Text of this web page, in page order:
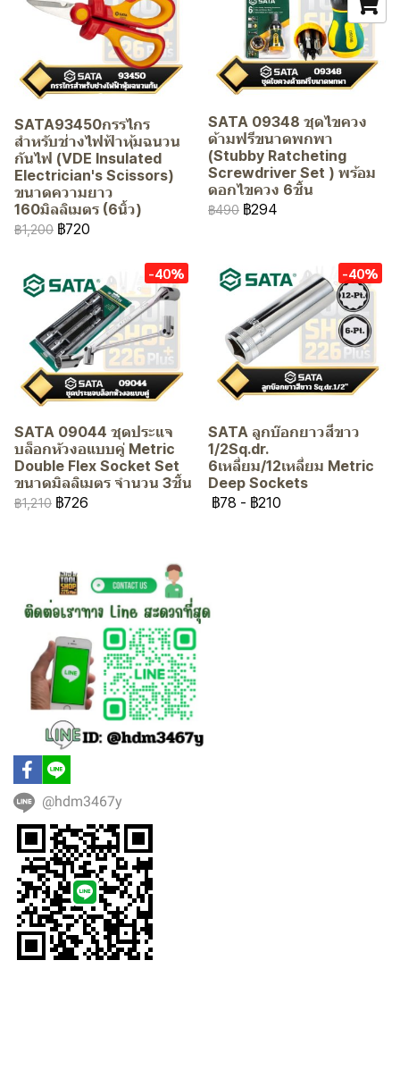
SATA93450กรรไกร
สำหรับช่างไฟฟ้าหุ้มฉนวน
กันไฟ (VDE Insulated
Electrician's Scissors)
ขนาดความยาว
160มิลลิเมตร (6นิ้ว)
฿1,200 ฿720
SATA 09348 ชุดไขควง
ด้ามฟรีขนาดพกพา
(Stubby Ratcheting
Screwdriver Set ) พร้อม
ดอกไขควง 6ชิ้น
฿490 ฿294
-40%
SATA 09044 ชุดประแจ
บล็อกหัวงอแบบคู่ Metric
Double Flex Socket Set
ขนาดมิลลิเมตร จำนวน 3ชิ้น
฿1,210 ฿726
-40%
SATA ลูกบ๊อกยาวสีขาว
1/2Sq.dr.
6เหลี่ยม/12เหลี่ยม Metric
Deep Sockets
฿78 - ฿210
@hdm3467y